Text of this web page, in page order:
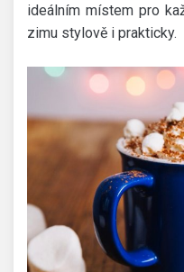
ideálním místem pro
zimu stylově i prakticky.